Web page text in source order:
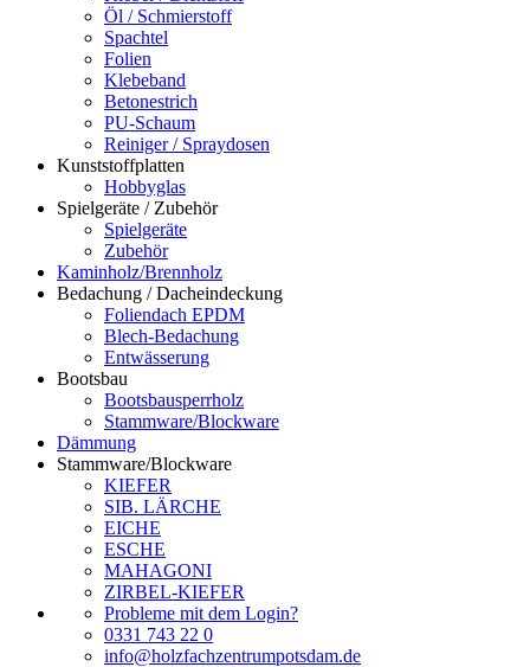
Öl / Schmierstoff
Spachtel
Folien
Klebeband
Betonestrich
PU-Schaum
Reiniger / Spraydosen
Kunststoffplatten
Hobbyglas
Spielgeräte / Zubehör
Spielgeräte
Zubehör
Kaminholz/Brennholz
Bedachung / Dacheindeckung
Foliendach EPDM
Blech-Bedachung
Entwässerung
Bootsbau
Bootsbausperrholz
Stammware/Blockware
Dämmung
Stammware/Blockware
KIEFER
SIB. LÄRCHE
EICHE
ESCHE
MAHAGONI
ZIRBEL-KIEFER
Probleme mit dem Login?
0331 743 22 0
info@holzfachzentrumpotsdam.de